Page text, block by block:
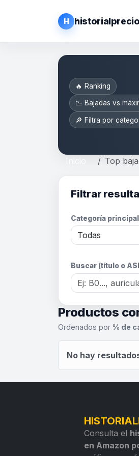
H
🔥 Ranking
📉 Bajadas vs
🔎 Filtra por
Inicio Top
Filtrar
Categoría principal
Buscar (título o
Productos
Ordenados por % de
No hay
Consulta el
en Amazon